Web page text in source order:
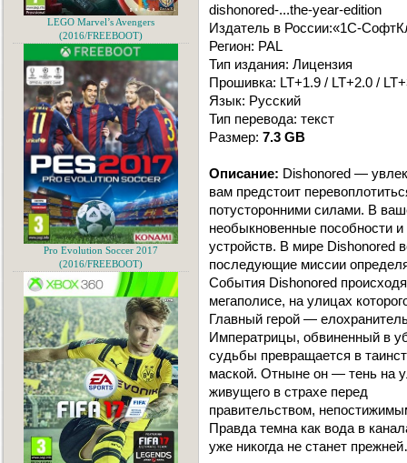
dishonored-...the-year-edition
Издатель в России:«1C-
Регион: PAL
Тип издания: Лицензия
Прошивка: LT+1.9 / LT+2.0 /
Язык: Русский
Тип перевода: текст
Размер: 7.3 GB
Описание: Dishonored —
вам предстоит
потусторонними силами. В
необыкновенные пособности
устройств. В мире Dishonored
последующие миссии
События Dishonored
мегаполисе, на улицах
Главный герой —
Императрицы, обвиненный в
судьбы превращается в
маской. Отныне он — тень на
живущего в страхе перед
правительством,
Правда темна как вода в
уже никогда не станет
LEGO Marvel’s Avengers
(2016/FREEBOOT)
Pro Evolution Soccer 2017
(2016/FREEBOOT)